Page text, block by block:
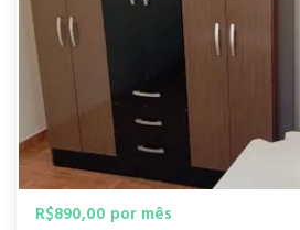
R$890,00 por mês